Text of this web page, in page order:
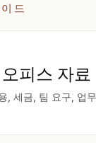
드
피스 자료
, 세금, 팀 요구, 업